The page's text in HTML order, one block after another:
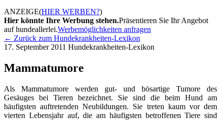
ANZEIGE(HIER WERBEN?)
Hier könnte Ihre Werbung stehen.Präsentieren Sie Ihr Angebot
auf hundeallerlei.Werbemöglichkeiten anfragen
← Zurück zum Hundekrankheiten-Lexikon
17. September 2011 Hundekrankheiten-Lexikon
Mammatumore
Als Mammatumore werden gut- und bösartige Tumore des
Gesäuges bei Tieren bezeichnet. Sie sind die beim Hund am
häufigsten auftretenden Neubildungen. Sie treten kaum vor dem
vierten Lebensjahr auf, die am häufigsten betroffenen Tiere sind